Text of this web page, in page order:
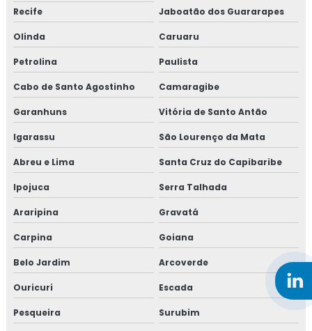
Recife Jaboatão dos Guararapes
Olinda Caruaru
Petrolina Paulista
Cabo de Santo Agostinho Camaragibe
Garanhuns Vitória de Santo Antão
Igarassu São Lourenço da Mata
Abreu e Lima Santa Cruz do Capibaribe
Ipojuca Serra Talhada
Araripina Gravatá
Carpina Goiana
Belo Jardim Arcoverde
Ouricuri Escada
Pesqueira Surubim